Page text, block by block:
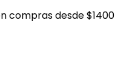
compras desde $1400
compras desde $1400